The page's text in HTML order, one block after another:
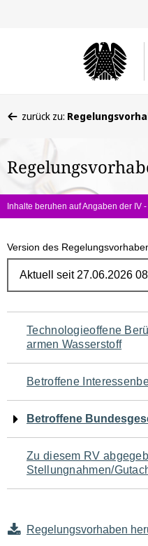
befinden
hier:
zurück zu:
Inhalte beruhen auf Angaben der IV -
Version des
Navigation
für
den
Seiteninhalt
Technologieoffene
armen Wasserstoff
Betroffene
Betroffene
Zu diesem RV
Stellungnahmen/
Regelungsvorhaben